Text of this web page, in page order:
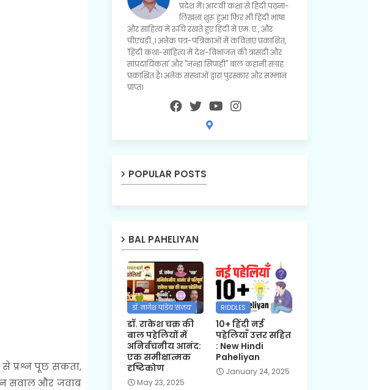
से प्रश्न पूछ सकता,
सवाल और जवाब
प्रदेश में। आठवीं कक्षा से हिंदी पढ़ना-
लिखना शुरू हुआ फिर भी हिंदी भाषा
और साहित्य में रुचि रखते हुए हिंदी में एम. ए., और
पीएचडी.,। अनेक पत्र-पत्रिकाओं में कविताएं प्रकाशित,
'हिंदी कथा-साहित्य में देश-विभाजन की त्रासदी और
सांप्रदायिकता' और "नन्हा सिपाही" बाल कहानी संग्रह
प्रकाशित है। अनेक संस्थाओं द्वारा पुरस्कार और सम्मान
प्राप्त।
POPULAR POSTS
BAL PAHELIYAN
डॉ. नागेश पांडेय 'संजय'
डॉ. राकेश चक्र की
बाल पहेलियों में
अनिर्वचनीय आनंद:
एक समीक्षात्मक
दृष्टिकोण
May 23, 2025
RIDDLES
10+ हिंदी नई
पहेलियाँ उत्तर सहित
: New Hindi
Paheliyan
January 24, 2025